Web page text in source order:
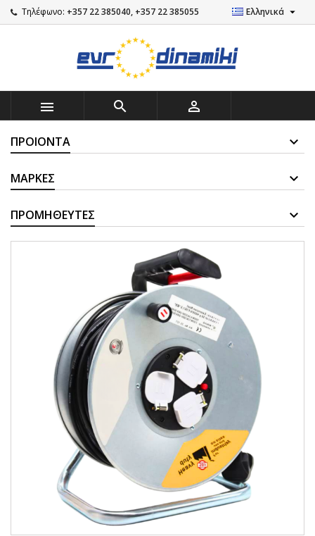
Τηλέφωνο: +357 22 385040, +357 22 385055 Ελληνικά 
  
ΠΡΟΙΌΝΤΑ
ΜΆΡΚΕΣ
ΠΡΟΜΗΘΕΥΤΈΣ